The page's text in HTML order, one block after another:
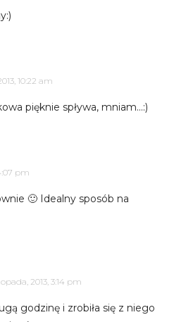
10:22 am
pięknie spływa, mniam…:)
pm
🙂 Idealny sposób na
2013, 3:14 pm
godzinę i zrobiła się z niego